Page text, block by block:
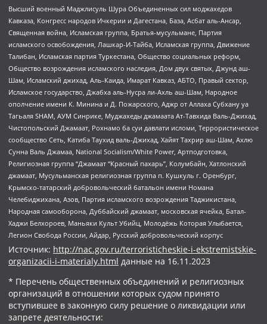
Высший военный Маджлисуль Шура Объединенных сил моджахедов
Кавказа, Конгресс народов Ичкерии и Дагестана, База, Асбат аль-Ансар,
Священная война, Исламская группа, Братья-мусульмане, Партия
исламского освобождения, Лашкар-И-Тайба, Исламская группа, Движение
Талибан, Исламская партия Туркестана, Общество социальных реформ,
Общество возрождения исламского наследия, Дом двух святых, Джунд аш-
Шам, Исламский джихад, Аль-Каида, Имарат Кавказ, АБТО, Правый сектор,
Исламское государство, Джабха аль-Нусра ли-Ахль аш-Шам, Народное
ополчение имени К. Минина и Д. Пожарского, Аджр от Аллаха Субхану уа
Тагьаля SHAM, АУМ Синрике, Муджахеды джамаата Ат-Тавхида Валь-Джихад,
Чистопольский Джамаат, Рохнамо ба суи давлати исломи, Террористическое
сообщество Сеть, Катиба Таухид валь-Джихад, Хайят Тахрир аш-Шам, Ахлю
Сунна Валь Джамаа, National Socialism/White Power, Артподготовка,
Религиозная группа “Джамаат “Красный пахарь”, Колумбайн, Хатлонский
джамаат, Мусульманская религиозная группа п. Кушкуль г. Оренбург,
Крымско-татарский добровольческий батальон имени Номана
Челебиджихана, Азов, Партия исламского возрождения Таджикистана,
Народная самооборона, Дуббайский джамаат, московская ячейка, Батал-
Хаджи Белхороев, Маньяки Культ Убийц, Молодёжь Которая Улыбается,
Легион Свобода России, Айдар, Русский добровольческий корпус
Источник: http://nac.gov.ru/terroristicheskie-i-ekstremistskie-
organizacii-i-materialy.html данные на 16.11.2023
* Перечень общественных объединений и религиозных
организаций в отношении которых судом принято
вступившее в законную силу решение о ликвидации или
запрете деятельности: